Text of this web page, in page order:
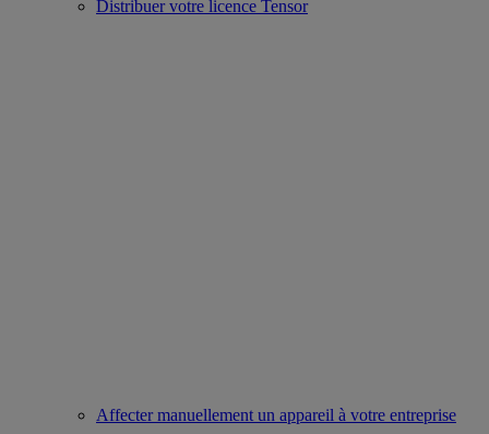
Distribuer votre licence Tensor
Affecter manuellement un appareil à votre entreprise